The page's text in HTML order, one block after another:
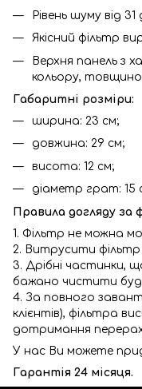
Рівень шуму від
Якісний фільтр
Верхня панель з
кольору,
Габаритні розміри:
ширина: 23 см;
довжина: 29 см;
висота: 12 см;
діаметр грат: 15
Правила догляду за
1. Фільтр не можна
2. Витрусити фільтр
3. Дрібні частинки,
бажано чистити
4. За повного
клієнтів), фільтра
дотримання
У нас Ви можете
Гарантія 24 місяця.